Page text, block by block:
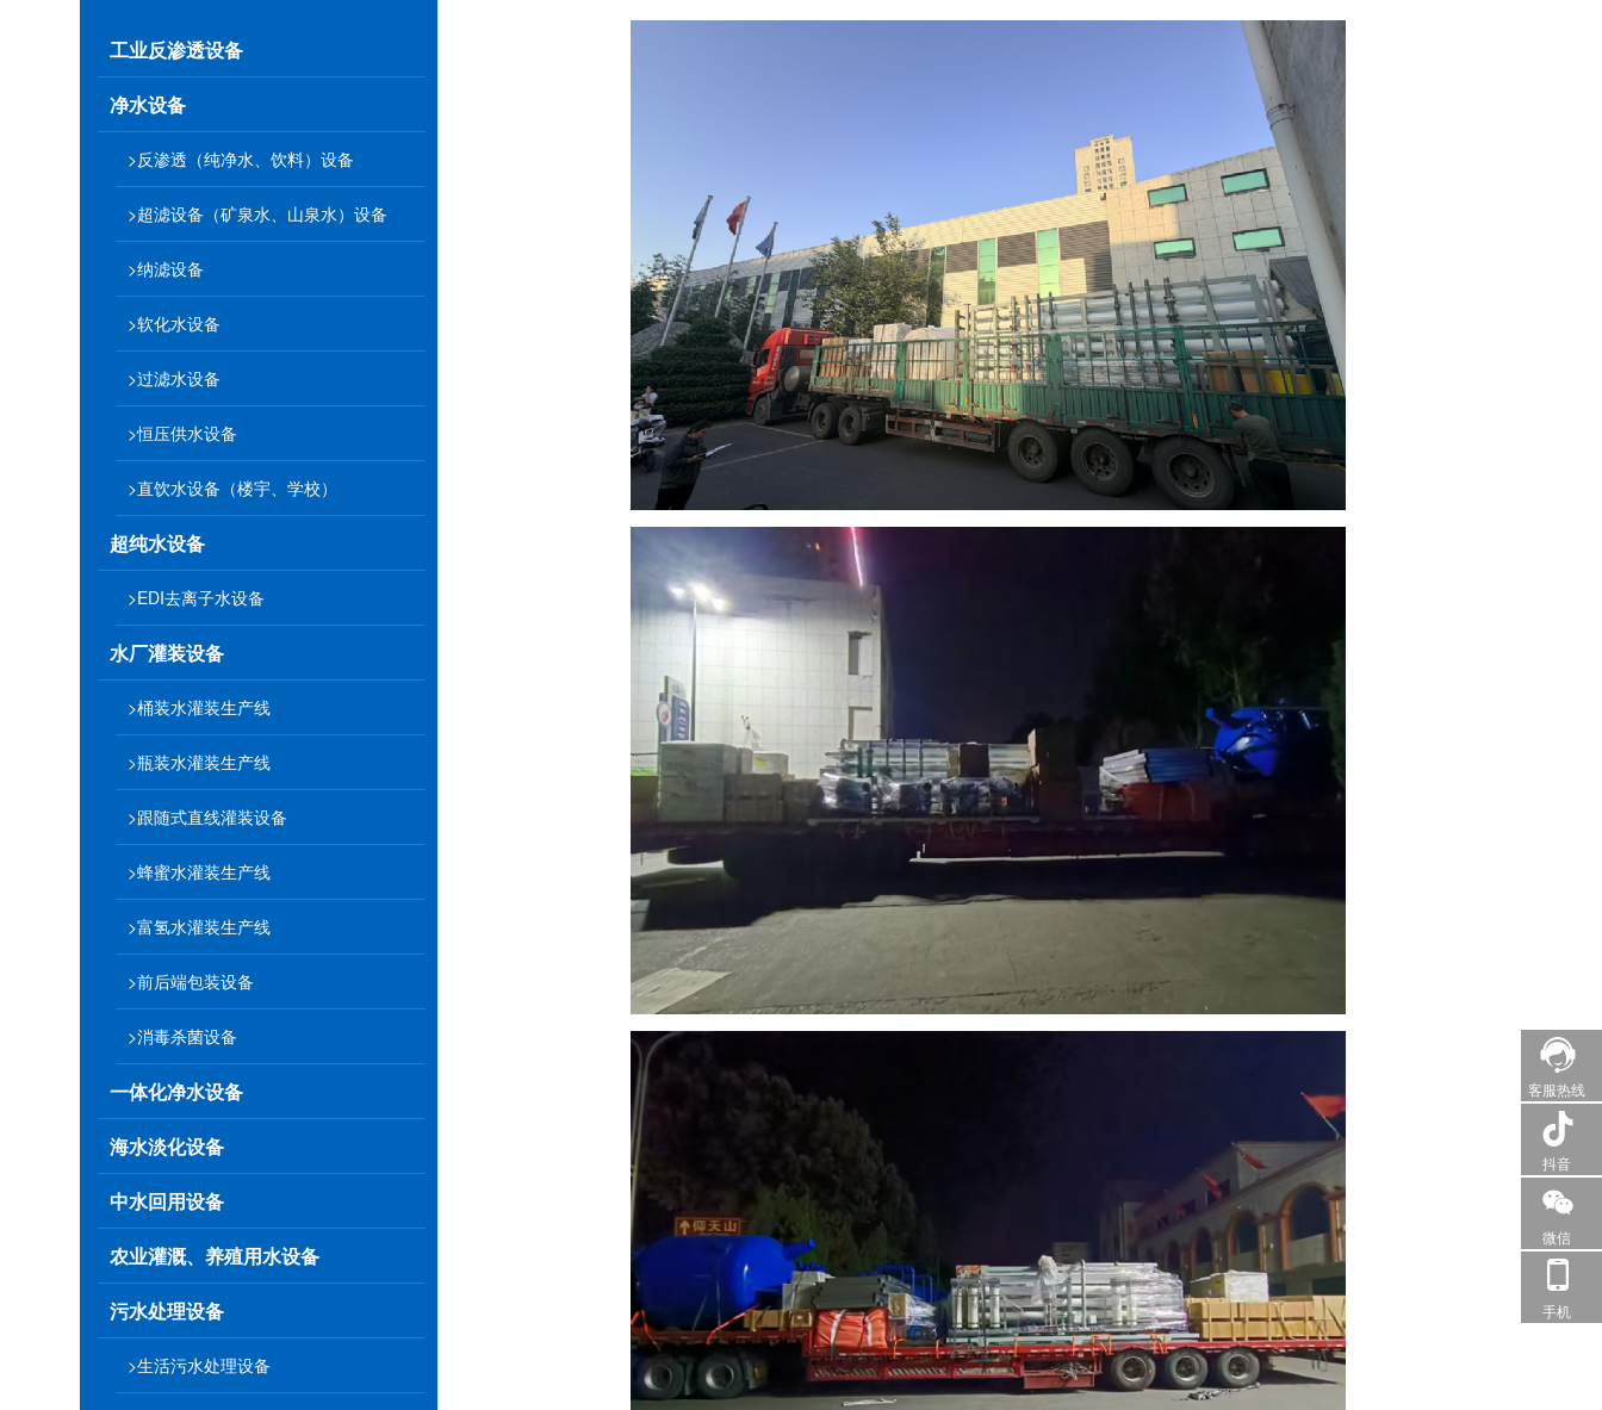
工业反渗透设备
净水设备
>反渗透（纯净水、饮料）设备
>超滤设备（矿泉水、山泉水）设备
>纳滤设备
>软化水设备
>过滤水设备
>恒压供水设备
>直饮水设备（楼宇、学校）
超纯水设备
>EDI去离子水设备
水厂灌装设备
>桶装水灌装生产线
>瓶装水灌装生产线
>跟随式直线灌装设备
>蜂蜜水灌装生产线
>富氢水灌装生产线
>前后端包装设备
>消毒杀菌设备
一体化净水设备
海水淡化设备
中水回用设备
农业灌溉、养殖用水设备
污水处理设备
>生活污水处理设备
客服热线
抖音
微信
手机